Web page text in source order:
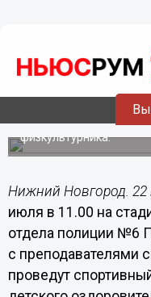
Спортивный
проведут
Воспитанники
Приокского района
физкультурника.
Нижний Новгород. 22
июля в 11.00 на
отдела полиции №6
с преподавателями
проведут